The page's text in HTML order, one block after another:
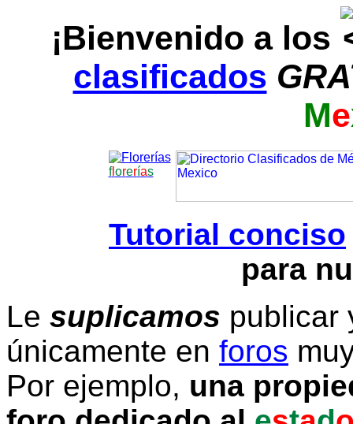
¡Bienvenido a los
clasificados
Me
florerías
Tutorial conciso
para
Le suplicamos publicar
únicamente en foros
Por ejemplo, una